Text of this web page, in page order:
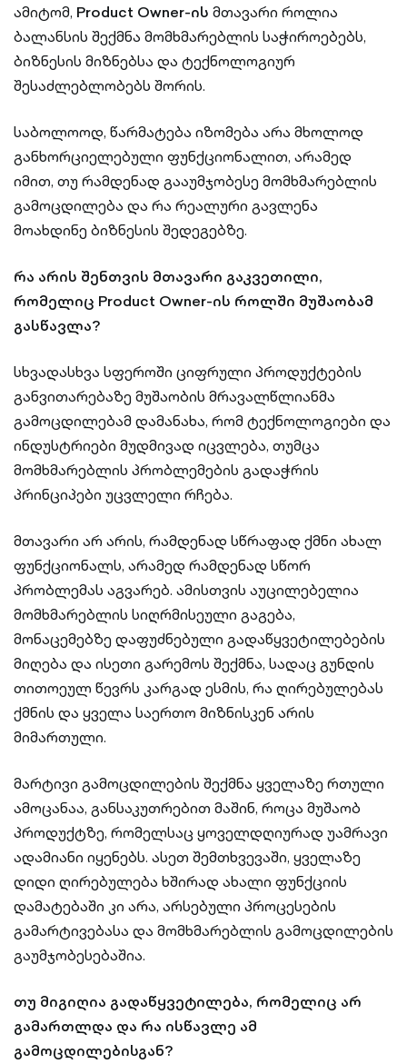
ამიტომ, Product Owner-ის მთავარი როლია
ბალანსის შექმნა მომხმარებლის საჭიროებებს,
ბიზნესის მიზნებსა და ტექნოლოგიურ
შესაძლებლობებს შორის.
საბოლოოდ, წარმატება იზომება არა მხოლოდ
განხორციელებული ფუნქციონალით, არამედ
იმით, თუ რამდენად გააუმჯობესე მომხმარებლის
გამოცდილება და რა რეალური გავლენა
მოახდინე ბიზნესის შედეგებზე.
რა არის შენთვის მთავარი გაკვეთილი,
რომელიც Product Owner-ის როლში მუშაობამ
გასწავლა?
სხვადასხვა სფეროში ციფრული პროდუქტების
განვითარებაზე მუშაობის მრავალწლიანმა
გამოცდილებამ დამანახა, რომ ტექნოლოგიები და
ინდუსტრიები მუდმივად იცვლება, თუმცა
მომხმარებლის პრობლემების გადაჭრის
პრინციპები უცვლელი რჩება.
მთავარი არ არის, რამდენად სწრაფად ქმნი ახალ
ფუნქციონალს, არამედ რამდენად სწორ
პრობლემას აგვარებ. ამისთვის აუცილებელია
მომხმარებლის სიღრმისეული გაგება,
მონაცემებზე დაფუძნებული გადაწყვეტილებების
მიღება და ისეთი გარემოს შექმნა, სადაც გუნდის
თითოეულ წევრს კარგად ესმის, რა ღირებულებას
ქმნის და ყველა საერთო მიზნისკენ არის
მიმართული.
მარტივი გამოცდილების შექმნა ყველაზე რთული
ამოცანაა, განსაკუთრებით მაშინ, როცა მუშაობ
პროდუქტზე, რომელსაც ყოველდღიურად უამრავი
ადამიანი იყენებს. ასეთ შემთხვევაში, ყველაზე
დიდი ღირებულება ხშირად ახალი ფუნქციის
დამატებაში კი არა, არსებული პროცესების
გამარტივებასა და მომხმარებლის გამოცდილების
გაუმჯობესებაშია.
თუ მიგიღია გადაწყვეტილება, რომელიც არ
გამართლდა და რა ისწავლე ამ
გამოცდილებისგან?